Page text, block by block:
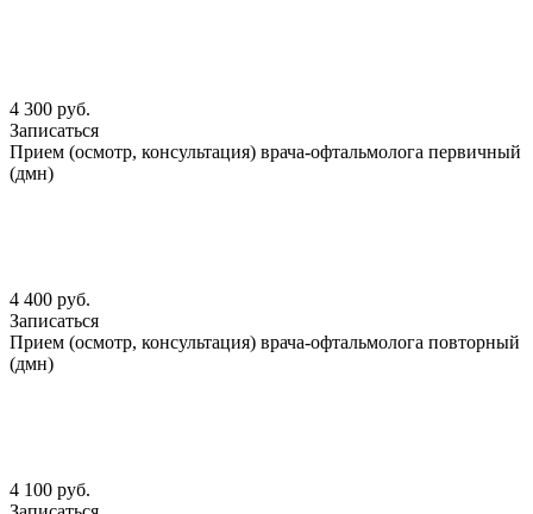
4 300 руб.
Записаться
Прием (осмотр, консультация) врача-офтальмолога первичный
(дмн)
4 400 руб.
Записаться
Прием (осмотр, консультация) врача-офтальмолога повторный
(дмн)
4 100 руб.